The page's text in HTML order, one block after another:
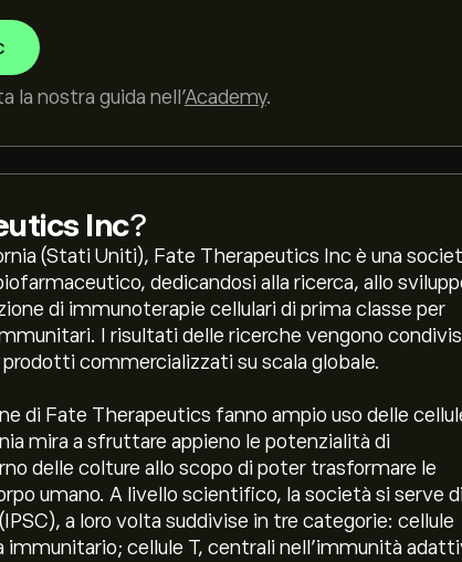
la nostra guida nell’Academy.
Inc?
(Stati Uniti), Fate Therapeutics Inc è una
dedicandosi alla ricerca, allo
di immunoterapie cellulari di prima classe per
I risultati delle ricerche vengono
commercializzati su scala globale.
di Fate Therapeutics fanno ampio uso delle
mira a sfruttare appieno le potenzialità di
delle colture allo scopo di poter trasformare le
umano. A livello scientifico, la società si serve di
a loro volta suddivise in tre categorie: cellule
immunitario; cellule T, centrali nell’immunità